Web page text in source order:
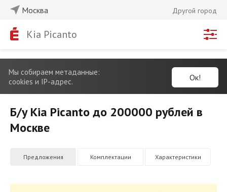
Москва Другой город
Kia Picanto
Мы собираем метаданные:
cookies и IP-адрес.
Ок!
Б/у Kia Picanto до 200000 рублей в
Москве
Предложения Комплектации Характеристики